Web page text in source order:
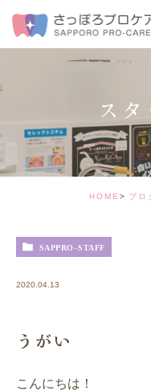
ス
HOME ブロ
SAPPRO-STAFF
2020.04.13
うがい
こんにちは！